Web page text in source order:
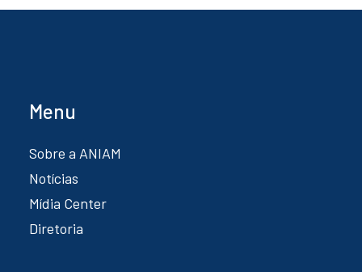
Menu
Sobre a ANIAM
Notícias
Mídia Center
Diretoria